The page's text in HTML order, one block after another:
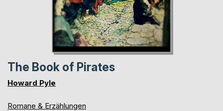
The Book of Pirates
Howard Pyle
Romane & Erzählungen